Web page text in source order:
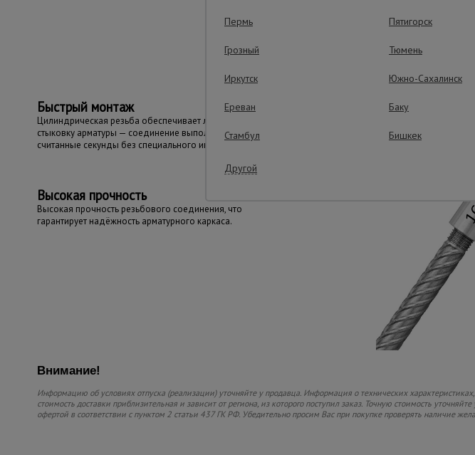
Важные преимущества
Быстрый монтаж
Цилиндрическая резьба обеспечивает лёгкую
стыковку арматуры — соединение выполняется за
считанные секунды без специального инструмента.
Высокая прочность
Высокая прочность резьбового соединения, что
гарантирует надёжность арматурного каркаса.
Внимание!
Информацию об условиях отпуска (реализации) уточняйте у продавца. Информация о технических
стоимость доставки приблизительная и зависит от региона, из которого поступил заказ. Точную стоимость
офертой в соответствии с пунктом 2 статьи 437 ГК РФ. Убедительно просим Вас при покупке проверять наличие
Пермь Пятигорск
Грозный Тюмень
Иркутск Южно-Сахалинск
Ереван Баку
Стамбул Бишкек
Другой